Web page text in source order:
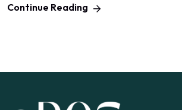
Continue Reading